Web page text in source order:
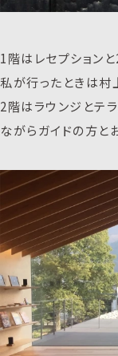
1階はレセプション
私が行ったときは村
2階はラウンジとテ
ながらガイドの方と